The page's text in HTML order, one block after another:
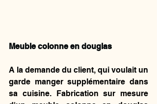
Meuble colonne en douglas
A la demande du client, qui voulait un
garde manger supplémentaire dans
sa cuisine. Fabrication sur mesure